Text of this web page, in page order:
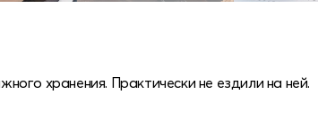
хранения. Практически не ездили на ней.